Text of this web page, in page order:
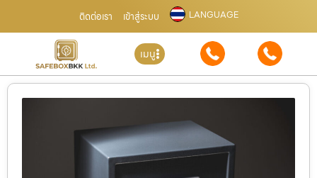
ติดต่อเรา เข้าสู่ระบบ LANGUAGE
เมนู